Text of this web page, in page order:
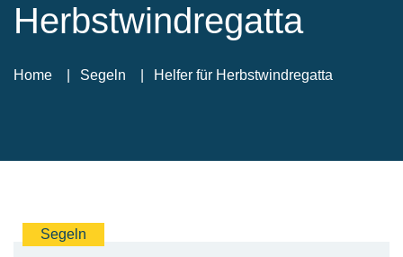
Herbstwindregatta
Home Segeln Helfer für Herbstwindregatta
Segeln